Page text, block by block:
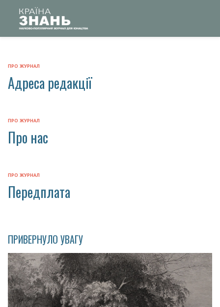
ПРО ЖУРНАЛ
Адреса редакції
ПРО ЖУРНАЛ
Про нас
ПРО ЖУРНАЛ
Передплата
ПРИВЕРНУЛО УВАГУ